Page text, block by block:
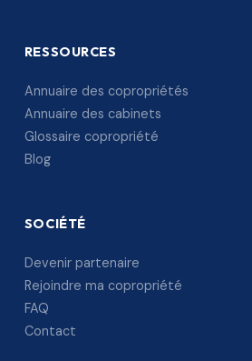
RESSOURCES
Annuaire des copropriétés
Annuaire des cabinets
Glossaire copropriété
Blog
SOCIÉTÉ
Devenir partenaire
Rejoindre ma copropriété
FAQ
Contact